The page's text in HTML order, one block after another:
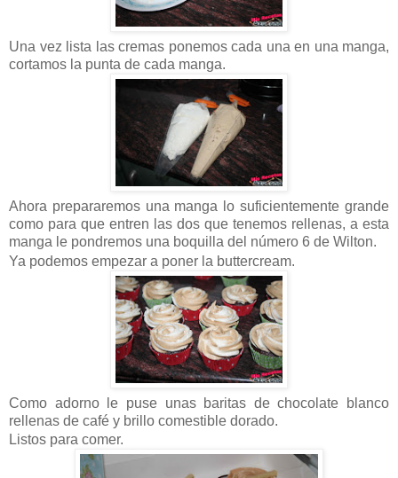
Una vez lista las cremas ponemos cada una en una manga,
cortamos la punta de cada manga.
Ahora prepararemos una manga lo suficientemente grande
como para que entren las dos que tenemos rellenas, a esta
manga le pondremos una boquilla del número 6 de Wilton.
Ya podemos empezar a poner la buttercream.
Como adorno le puse unas baritas de chocolate blanco
rellenas de café y brillo comestible dorado.
Listos para comer.